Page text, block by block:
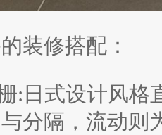
修搭配：
式设计风格
分隔，流动则